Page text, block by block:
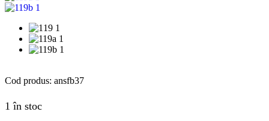
Cod produs: ansfb37
1 în stoc